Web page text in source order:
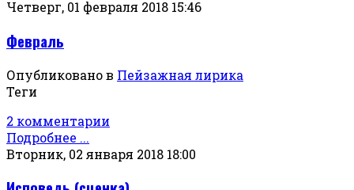
Четверг, 01 февраля 2018 15:46
Февраль
Опубликовано в Пейзажная лирика
Теги
2 комментарии
Подробнее ...
Вторник, 02 января 2018 18:00